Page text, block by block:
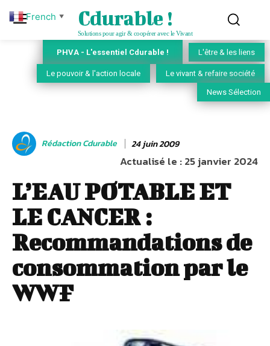
Cdurable !
Solutions pour agir & coopérer avec le Vivant
PHVA - L'essentiel Cdurable ! L'être & les liens
Le pouvoir & l'action locale Le vivant & refaire société
News Sélection
Rédaction Cdurable 24 juin 2009
Actualisé le :25 janvier 2024
L’EAU POTABLE ET
LE CANCER :
Recommandations de
consommation par le
WWF
French ▼